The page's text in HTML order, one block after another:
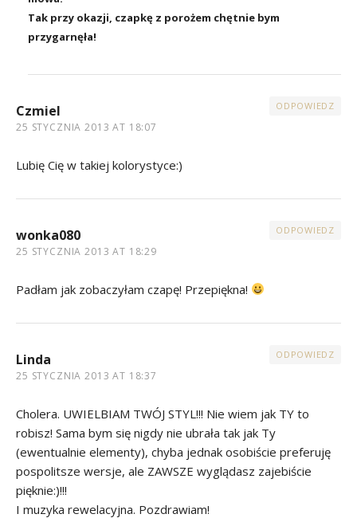
Tak przy okazji, czapkę z porożem chętnie bym
przygarnęła!
Czmiel
25 STYCZNIA 2013 AT 18:07
ODPOWIEDZ
Lubię Cię w takiej kolorystyce:)
wonka080
25 STYCZNIA 2013 AT 18:29
ODPOWIEDZ
Padłam jak zobaczyłam czapę! Przepiękna!
Linda
25 STYCZNIA 2013 AT 18:37
ODPOWIEDZ
Cholera. UWIELBIAM TWÓJ STYL!!! Nie wiem jak TY to
robisz! Sama bym się nigdy nie ubrała tak jak Ty
(ewentualnie elementy), chyba jednak osobiście preferuję
pospolitsze wersje, ale ZAWSZE wyglądasz zajebiście
pięknie:)!!!
I muzyka rewelacyjna. Pozdrawiam!